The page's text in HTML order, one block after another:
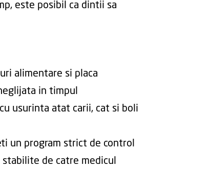
este posibil ca dintii sa
alimentare si placa
in timpul
usurinta atat carii, cat si boli
un program strict de control
de catre medicul